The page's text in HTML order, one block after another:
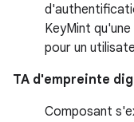
KeyMint
pour un
TA d'empreinte
Composant